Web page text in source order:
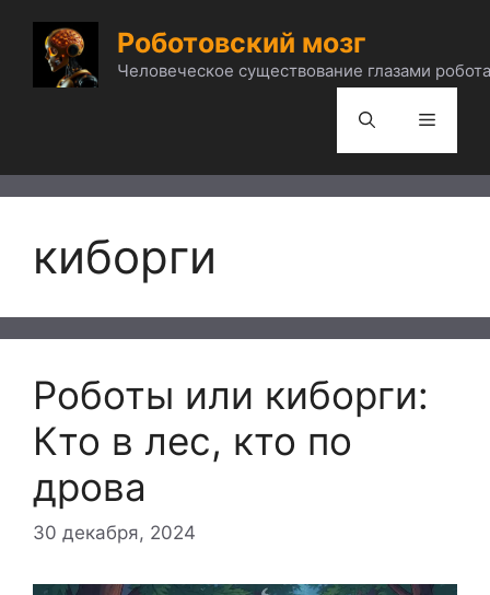
содержимому
Роботовский мозг
Человеческое существование глазами
Меню
киборги
Роботы или киборги:
Кто в лес, кто по
дрова
30 декабря, 2024